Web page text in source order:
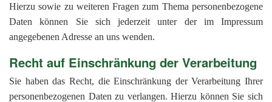
Hierzu sowie zu weiteren Fragen zum Thema personenbezogene
Daten können Sie sich jederzeit unter der im Impressum
angegebenen Adresse an uns wenden.
Recht auf Einschränkung der Verarbeitung
Sie haben das Recht, die Einschränkung der Verarbeitung Ihrer
personenbezogenen Daten zu verlangen. Hierzu können Sie sich